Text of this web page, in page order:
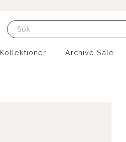
Kollektioner Archive Sale